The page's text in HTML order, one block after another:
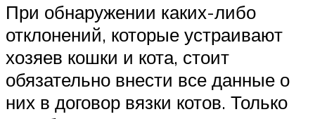
При обнаружении каких-либо
отклонений, которые устраивают
хозяев кошки и кота, стоит
обязательно внести все данные о
них в договор вязки котов. Только